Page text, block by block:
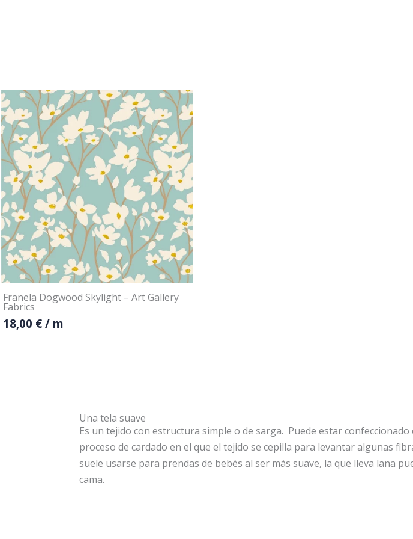
Franela Dogwood Skylight – Art Gallery
Fabrics
18,00 € / m
Una tela suave
Es un tejido con estructura simple o de sarga. Puede estar
proceso de cardado en el que el tejido se cepilla para levantar algunas
suele usarse para prendas de bebés al ser más suave, la que lleva lana
cama.